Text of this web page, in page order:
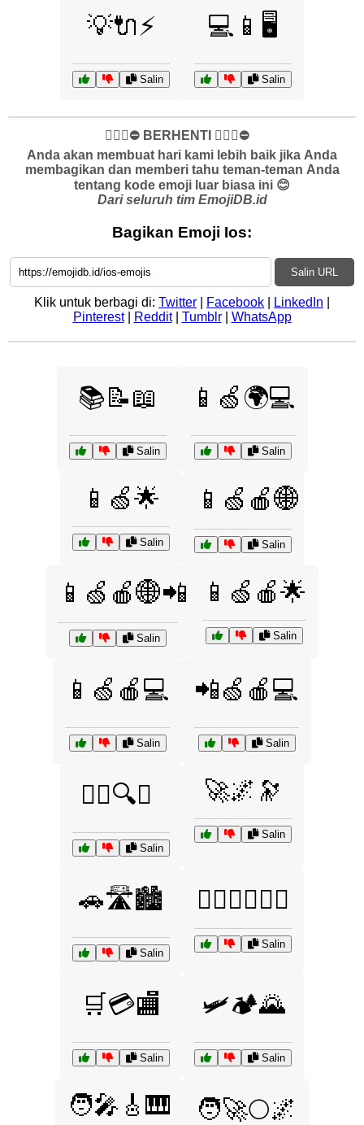
💡🔌⚡
Salin
💻📱🖥️
Salin
✋🏻🛑⛔️ BERHENTI ✋🏻🛑⛔️
Anda akan membuat hari kami lebih baik jika Anda
membagikan dan memberi tahu teman-teman Anda
tentang kode emoji luar biasa ini 😊
Dari seluruh tim EmojiDB.id
Bagikan Emoji Ios:
Salin URL
Klik untuk berbagi di: Twitter Facebook LinkedIn
Pinterest| Reddit| Tumblr| WhatsApp
📚📝📖
Salin
📱🍏🌍💻
Salin
📱🍏🌟
Salin
📱🍏🍎🌐
Salin
📱🍏🍎🌐📲
Salin
📱🍏🍎🌟
Salin
📱🍏🍎💻
Salin
📲🍏🍎💻
Salin
🕵️‍♂️🔍📜
Salin
🚀🌌🔭
Salin
🚗🛣️🏙️
Salin
🚴‍♂️🏋️‍♀️🏊‍♂️
Salin
🛒💳🏬
Salin
🛩️🏕️🌄
Salin
🧑‍🎤🎸🎹 🧑‍🚀🌕🌌